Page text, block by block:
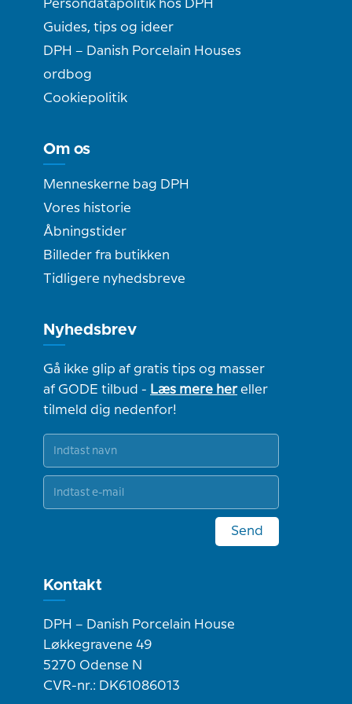
Persondatapolitik hos DPH
Guides, tips og ideer
DPH – Danish Porcelain Houses
ordbog
Cookiepolitik
Om os
Menneskerne bag DPH
Vores historie
Åbningstider
Billeder fra butikken
Tidligere nyhedsbreve
Nyhedsbrev
Gå ikke glip af gratis tips og masser
af GODE tilbud - Læs mere hereller
tilmeld dig nedenfor!
Send
Kontakt
DPH – Danish Porcelain House
Løkkegravene 49
5270 Odense N
CVR-nr.: DK61086013